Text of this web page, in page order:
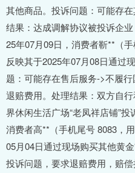
其他商品。投诉问题：可能存
结果：达成调解协议被投诉企
25年07月09日，消费者靳**（
反映其于2025年07月08日通过
题：可能存在售后服务->不履
退赔费用。处理结果：双方自
界休闲生活广场“老凤祥店铺”投
消费者高**（手机尾号 8083，
05月04日通过现场购买其他黄
投诉问题，要求退赔费用，赔